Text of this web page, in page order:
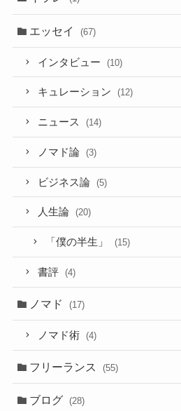
エッセイ (67)
インタビュー (10)
キュレーション (12)
ニュース (14)
ノマド論 (3)
ビジネス論 (5)
人生論 (20)
「僕の半生」 (15)
書評 (4)
ノマド (17)
ノマド術 (4)
フリーランス (55)
ブログ (28)